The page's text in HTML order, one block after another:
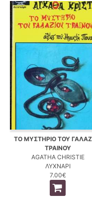
ΤΟ ΜΥΣΤΗΡΙΟ ΤΟΥ
ΤΡΑΙΝΟΥ
AGATHA CHRISTIE
ΛΥΧΝΑΡΙ
7.00€